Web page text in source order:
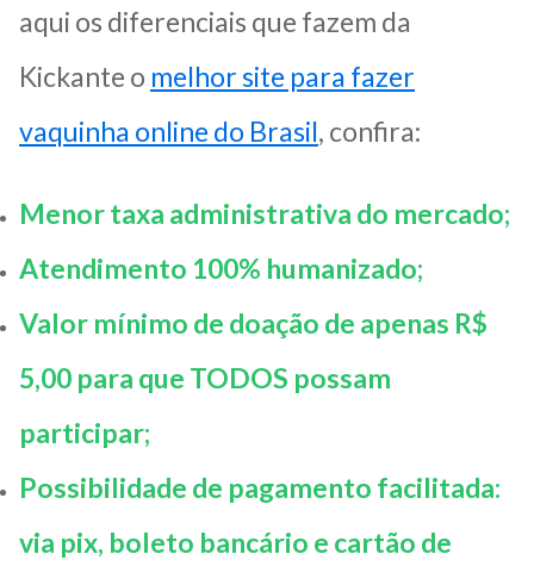
aqui os diferenciais que fazem da
Kickante o melhor site para fazer
vaquinha online do Brasil, confira:
Menor taxa administrativa do mercado;
Atendimento 100% humanizado;
Valor mínimo de doação de apenas R$
5,00 para que TODOS possam
participar;
Possibilidade de pagamento facilitada:
via pix, boleto bancário e cartão de